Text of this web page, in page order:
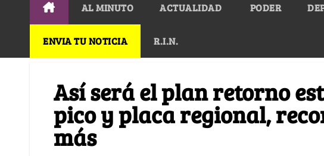
AL MINUTO ACTUALIDAD PODER
ENVIA TU NOTICIA R.I.N.
Así será el plan retorno
pico y placa regional,
más